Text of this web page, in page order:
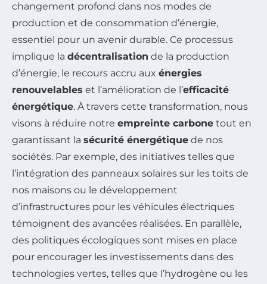
changement profond dans nos modes de
production et de consommation d’énergie,
essentiel pour un avenir durable. Ce processus
implique la décentralisation de la production
d’énergie, le recours accru aux énergies
renouvelables et l’amélioration de l’efficacité
énergétique. À travers cette transformation, nous
visons à réduire notre empreinte carbone tout en
garantissant la sécurité énergétique de nos
sociétés. Par exemple, des initiatives telles que
l’intégration des panneaux solaires sur les toits de
nos maisons ou le développement
d’infrastructures pour les véhicules électriques
témoignent des avancées réalisées. En parallèle,
des politiques écologiques sont mises en place
pour encourager les investissements dans des
technologies vertes, telles que l’hydrogène ou les